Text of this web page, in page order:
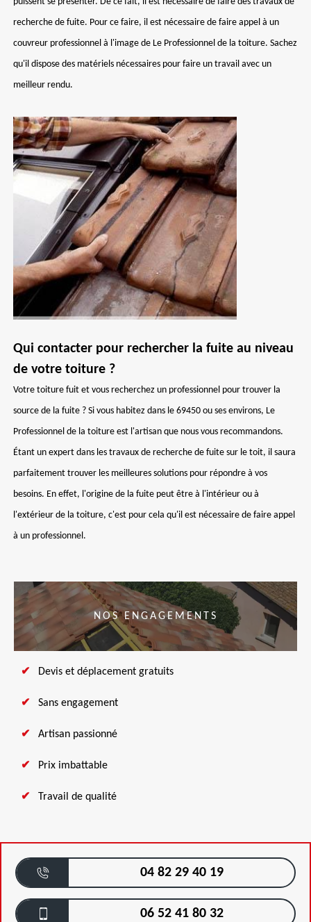
recherche de fuite. Pour ce faire, il est nécessaire de faire appel à un
couvreur professionnel à l'image de Le Professionnel de la toiture. Sachez
qu'il dispose des matériels nécessaires pour faire un travail avec un
meilleur rendu.
Qui contacter pour rechercher la fuite au niveau
de votre toiture ?
Votre toiture fuit et vous recherchez un professionnel pour trouver la
source de la fuite ? Si vous habitez dans le 69450 ou ses environs, Le
Professionnel de la toiture est l'artisan que nous vous recommandons.
Étant un expert dans les travaux de recherche de fuite sur le toit, il saura
parfaitement trouver les meilleures solutions pour répondre à vos
besoins. En effet, l'origine de la fuite peut être à l'intérieur ou à
l'extérieur de la toiture, c'est pour cela qu'il est nécessaire de faire appel
à un professionnel.
NOS ENGAGEMENTS
Devis et déplacement gratuits
Sans engagement
Artisan passionné
Prix imbattable
Travail de qualité
04 82 29 40 19
06 52 41 80 32